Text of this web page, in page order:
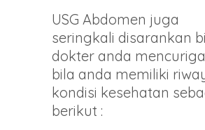
USG Abdomen juga
seringkali disarankan
dokter anda
bila anda memiliki
kondisi kesehatan
berikut :